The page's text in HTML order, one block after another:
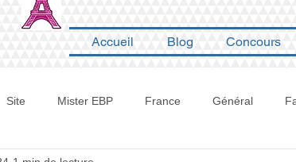
Accueil Blog Concours
Site Mister EBP France Général